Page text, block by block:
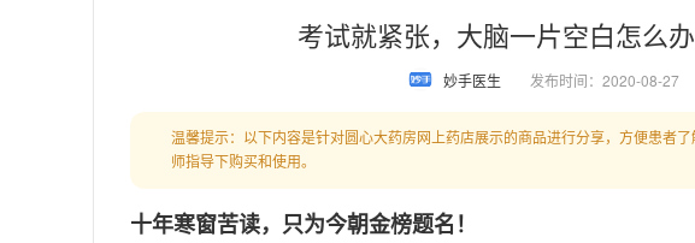
考试就紧张，大脑一片空白怎么
妙手医生 发布时间：2020-08-27
温馨提示：以下内容是针对圆心大药房网上药店展示的商品进行分享，方便患者
师指导下购买和使用。
十年寒窗苦读，只为今朝金榜题名！